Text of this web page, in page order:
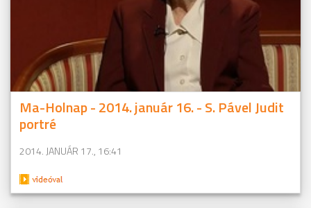
Ma-Holnap - 2014. január 16. - S. Pável Judit
portré
2014. JANUÁR 17., 16:41